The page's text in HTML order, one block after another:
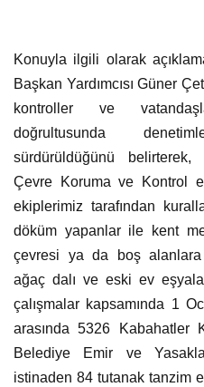
Konuyla ilgili olarak
Başkan Yardımcısı Güner
kontroller ve
doğrultusunda
sürdürüldüğünü
Çevre Koruma ve Kontrol
ekiplerimiz tarafından
döküm yapanlar ile kent
çevresi ya da boş alanlara
ağaç dalı ve eski ev
çalışmalar kapsamında 1
arasında 5326 Kabahatler
Belediye Emir ve
istinaden 84 tutanak tanzim